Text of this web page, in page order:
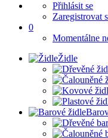
Přihlásit se
Zaregistrovat
0
Momentálne
Židle